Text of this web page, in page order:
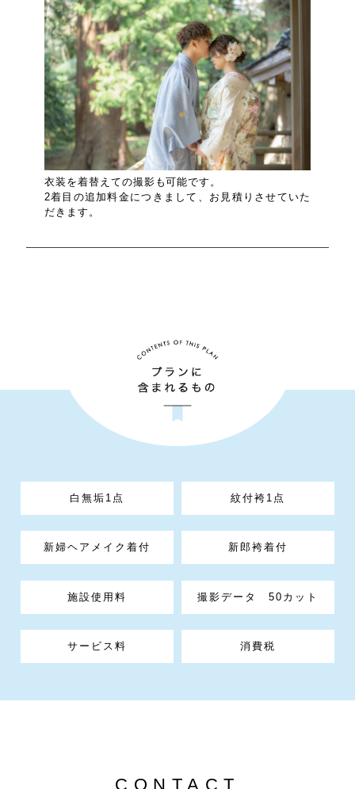
衣装を着替えての撮影も可能です。
2着目の追加料金につきまして、お見積りさせていた
だきます。
白無垢1点 紋付袴1点
新婦ヘアメイク着付 新郎袴着付
施設使用料 撮影データ 50カット
サービス料 消費税
CONTACT